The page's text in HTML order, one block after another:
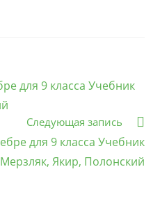
для 9 класса Учебник
Следующая запись
для 9 класса Учебник
Мерзляк, Якир, Полонский